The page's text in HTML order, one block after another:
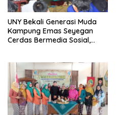
UNY Bekali Generasi Muda
Kampung Emas Seyegan
Cerdas Bermedia Sosial,
Potensi Lokal